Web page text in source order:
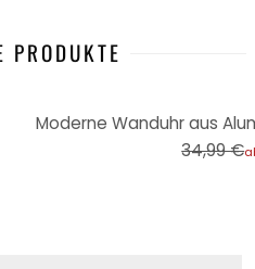
PRODUKTE
Moderne Wanduhr aus
34,99 €